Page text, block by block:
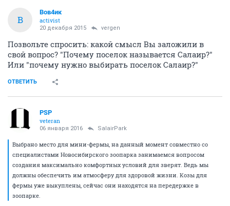
В
Вов4ик
activist
20 декабря 2015 vergen
Позвольте спросить: какой смысл Вы заложили в
свой вопрос? "Почему поселок называется Салаир?"
Или "почему нужно выбирать поселок Салаир?"
ОТВЕТИТЬ
PSP
veteran
06 января 2016 SalairPark
Выбрано место для мини-фермы, на данный момент совместно со
специалистами Новосибирского зоопарка занимаемся вопросом
создания максимально комфортных условий для зверят. Ведь мы
должны обеспечить им атмосферу для здоровой жизни. Козы для
фермы уже выкуплены, сейчас они находятся на передержке в
зоопарке.